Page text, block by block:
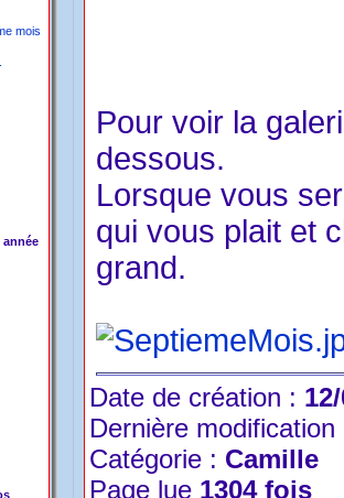
mois
année
Pour voir la
dessous.
Lorsque vous
qui vous plait et
grand.
Date de création :
Dernière
Catégorie : Camille
Page lue 1304 fois